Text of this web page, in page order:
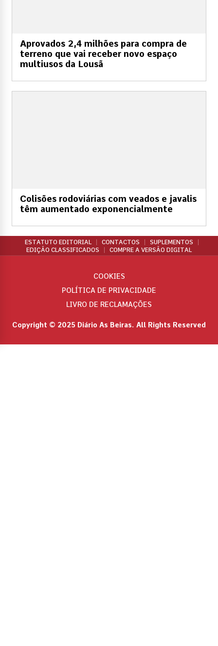
Aprovados 2,4 milhões para compra de
terreno que vai receber novo espaço
multiusos da Lousã
Colisões rodoviárias com veados e javalis
têm aumentado exponencialmente
ESTATUTO EDITORIAL CONTACTOS
SUPLEMENTOS
EDIÇÃO CLASSIFICADOS
COMPRE A VERSÃO DIGITAL
Copyright © 2025 Diário As Beiras. All Rights Reserved
COOKIES
POLÍTICA DE PRIVACIDADE
LIVRO DE RECLAMAÇÕES